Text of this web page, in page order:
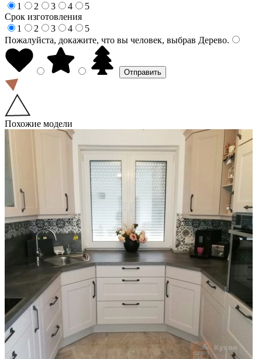
1
2 3 4
5
Срок изготовления
1
2 3 4
5
Пожалуйста, докажите, что вы человек, выбрав Дерево.
Похожие модели